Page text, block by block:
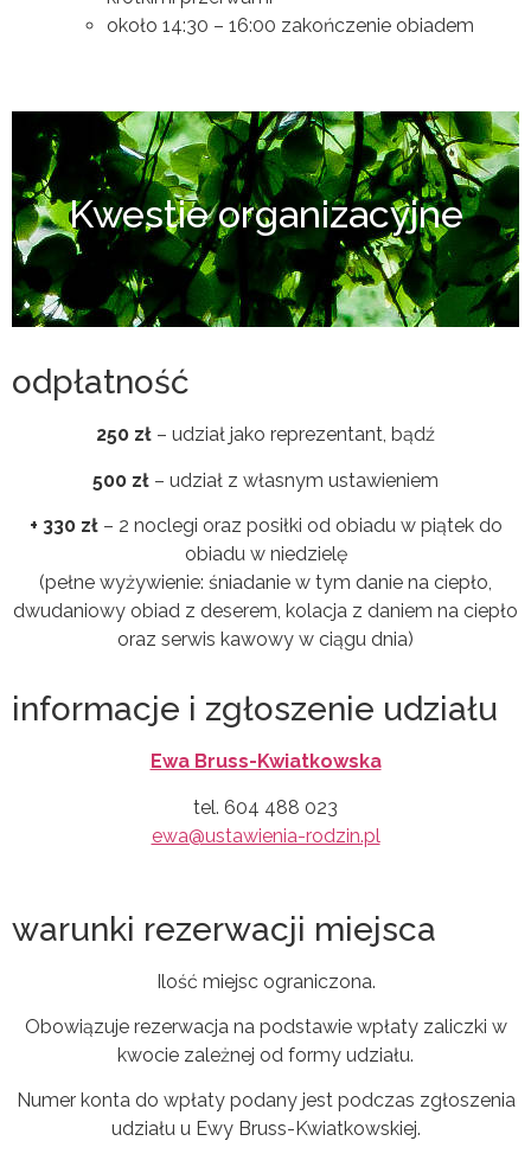
około 14:30 – 16:00 zakończenie obiadem
Kwestie organizacyjne
odpłatność
250 zł – udział jako reprezentant, bądź
500 zł – udział z własnym ustawieniem
+ 330 zł– 2 noclegi oraz posiłki od obiadu w piątek do
obiadu w niedzielę
(pełne wyżywienie: śniadanie w tym danie na ciepło,
dwudaniowy obiad z deserem, kolacja z daniem na ciepło
oraz serwis kawowy w ciągu dnia)
informacje i zgłoszenie udziału
Ewa Bruss-Kwiatkowska
tel. 604 488 023
ewa@ustawienia-rodzin.pl
warunki rezerwacji miejsca
Ilość miejsc ograniczona.
Obowiązuje rezerwacja na podstawie wpłaty zaliczki w
kwocie zależnej od formy udziału.
Numer konta do wpłaty podany jest podczas zgłoszenia
udziału u Ewy Bruss-Kwiatkowskiej.